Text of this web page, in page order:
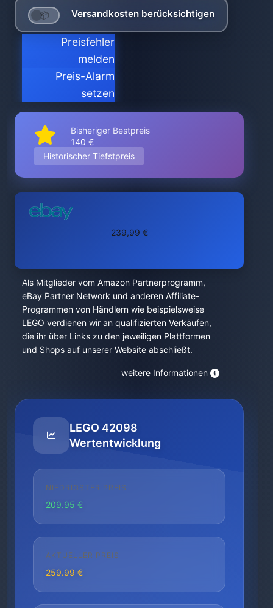
Versandkosten berücksichtigen
Preisfehler
melden
Preis-Alarm
setzen
Bisheriger Bestpreis
140 €
Historischer Tiefstpreis
239,99 €
Als Mitglieder vom Amazon Partnerprogramm,
eBay Partner Network und anderen Affiliate-
Programmen von Händlern wie beispielsweise
LEGO verdienen wir an qualifizierten Verkäufen,
die ihr über Links zu den jeweiligen Plattformen
und Shops auf unserer Website abschließt.
weitere Informationen
LEGO 42098
Wertentwicklung
NIEDRIGSTER PREIS
209.95 €
AKTUELLER PREIS
259.99 €